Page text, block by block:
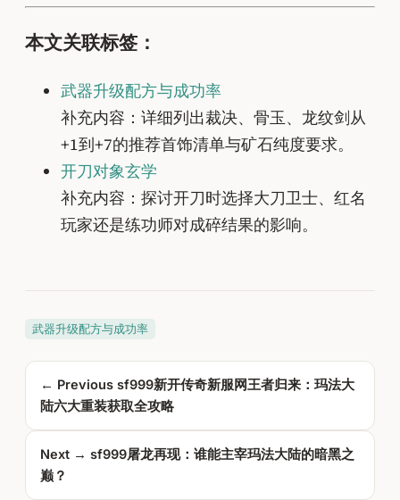
本文关联标签：
武器升级配方与成功率
补充内容：详细列出裁决、骨玉、龙纹剑从
+1到+7的推荐首饰清单与矿石纯度要求。
开刀对象玄学
补充内容：探讨开刀时选择大刀卫士、红名
玩家还是练功师对成碎结果的影响。
武器升级配方与成功率
← Previous sf999新开传奇新服网王者归来：玛法大
陆六大重装获取全攻略
Next → sf999屠龙再现：谁能主宰玛法大陆的暗黑之
巅？